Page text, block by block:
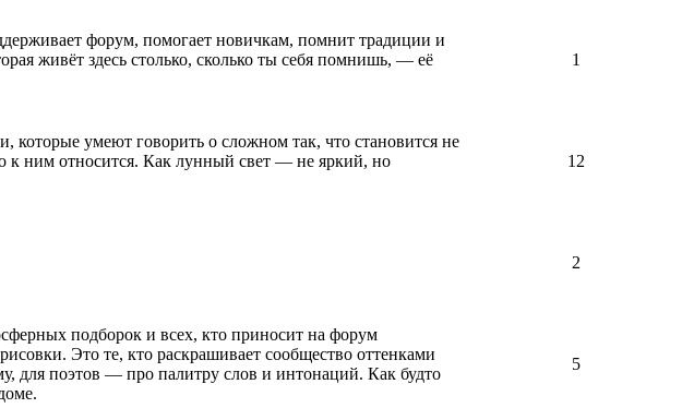
форум, помогает новичкам, помнит традиции и
живёт здесь столько, сколько ты себя помнишь, — её
1
которые умеют говорить о сложном так, что становится не
к ним относится. Как лунный свет — не яркий, но
12
2
подборок и всех, кто приносит на форум
Это те, кто раскрашивает сообщество оттенками
для поэтов — про палитру слов и интонаций. Как будто
5